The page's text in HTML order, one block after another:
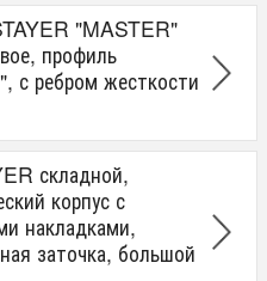
"MASTER"
профиль
с ребром жесткости
складной,
корпус с
накладками,
заточка, большой